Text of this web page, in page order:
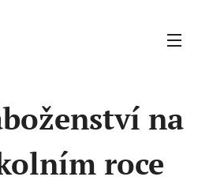
na
roce